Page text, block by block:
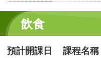
飲食
預計開課日
課程名稱